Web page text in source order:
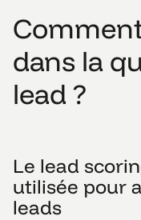
dans la
lead ?
Le lead
utilisée pour
leads